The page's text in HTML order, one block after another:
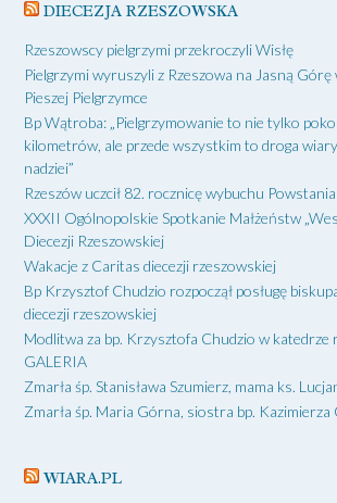
DIECEZJA RZESZOWSKA
Rzeszowscy pielgrzymi przekroczyli Wisłę
Pielgrzymi wyruszyli z Rzeszowa na Jasną
Pieszej Pielgrzymce
Bp Wątroba: „Pielgrzymowanie to nie tylko
kilometrów, ale przede wszystkim to droga
nadziei”
Rzeszów uczcił 82. rocznicę wybuchu
XXXII Ogólnopolskie Spotkanie Małżeństw
Diecezji Rzeszowskiej
Wakacje z Caritas diecezji rzeszowskiej
Bp Krzysztof Chudzio rozpoczął posługę
diecezji rzeszowskiej
Modlitwa za bp. Krzysztofa Chudzio w katedrze
GALERIA
Zmarła śp. Stanisława Szumierz, mama ks.
Zmarła śp. Maria Górna, siostra bp. Kazimierza
WIARA.PL